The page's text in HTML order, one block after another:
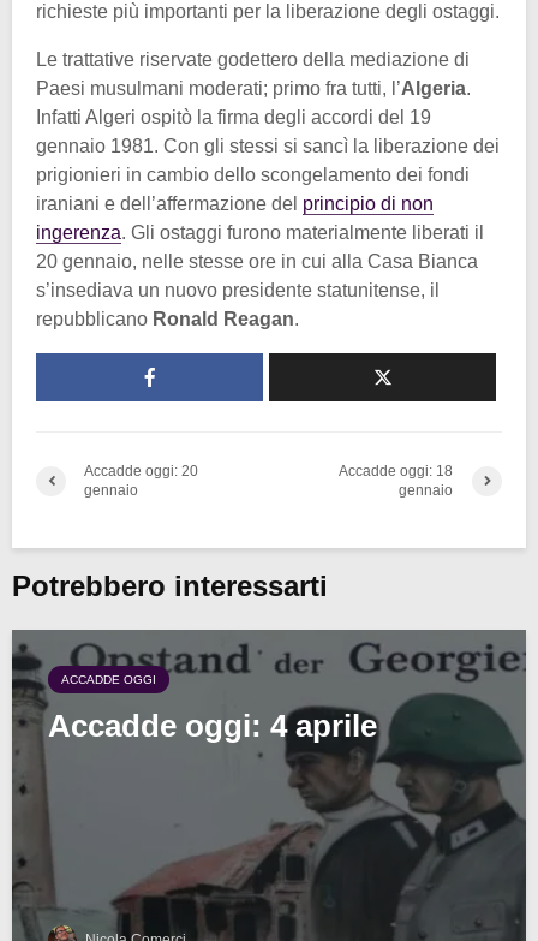
richieste più importanti per la liberazione degli ostaggi.
Le trattative riservate godettero della mediazione di
Paesi musulmani moderati; primo fra tutti, l’Algeria.
Infatti Algeri ospitò la firma degli accordi del 19
gennaio 1981. Con gli stessi si sancì la liberazione dei
prigionieri in cambio dello scongelamento dei fondi
iraniani e dell’affermazione del principio di non
ingerenza. Gli ostaggi furono materialmente liberati il
20 gennaio, nelle stesse ore in cui alla Casa Bianca
s’insediava un nuovo presidente statunitense, il
repubblicano Ronald Reagan.
Accadde oggi: 20
gennaio
Accadde oggi: 18
gennaio
Potrebbero interessarti
ACCADDE OGGI
Accadde oggi: 4 aprile